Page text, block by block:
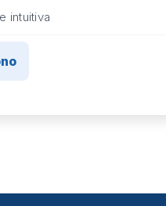
intuitiva